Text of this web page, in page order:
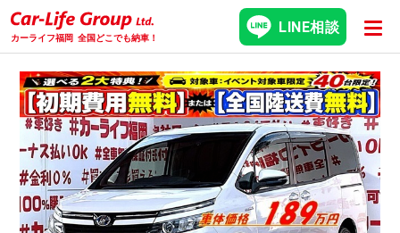
カーライフ福岡 全国どこでも納車！
LINE相談